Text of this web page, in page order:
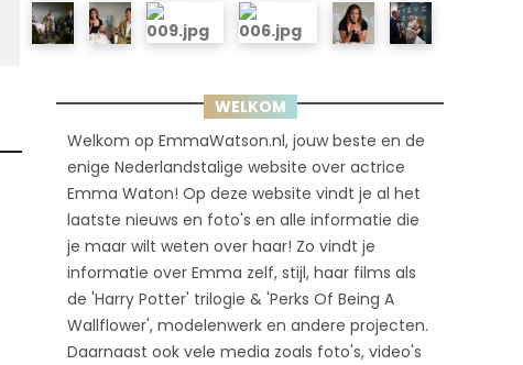
WELKOM
Welkom op EmmaWatson.nl, jouw beste en de
enige Nederlandstalige website over actrice
Emma Waton! Op deze website vindt je al het
laatste nieuws en foto's en alle informatie die
je maar wilt weten over haar! Zo vindt je
informatie over Emma zelf, stijl, haar films als
de 'Harry Potter' trilogie & 'Perks Of Being A
Wallflower', modelenwerk en andere projecten.
Daarnaast ook vele media zoals foto's, video's